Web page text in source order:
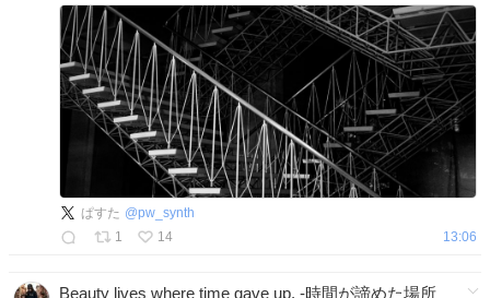
ぱすた @pw_synth
1
14 13:06
Beauty lives where time gave up. -時間が諦めた場所